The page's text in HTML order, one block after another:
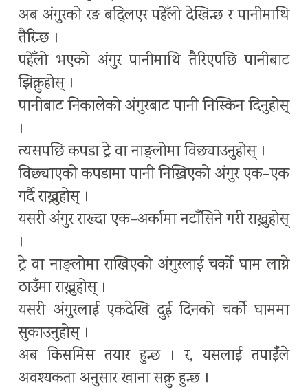
अब अंगुरको रङ बद्लिएर पहेँलो देखिन्छ र पानीमाथि
तैरिन्छ ।
पहेँलो भएको अंगुर पानीमाथि तैरिएपछि पानीबाट
झिक्नुहोस् ।
पानीबाट निकालेको अंगुरबाट पानी निस्किन दिनुहोस्
।
त्यसपछि कपडा ट्रे वा नाङ्लोमा विछ्याउनुहोस् ।
विछ्याएको कपडामा पानी निख्रिएको अंगुर एक–एक
गर्दै राख्नुहोस् ।
यसरी अंगुर राख्दा एक–अर्कामा नटाँसिने गरी राख्नुहोस्
।
ट्रे वा नाङ्लोमा राखिएको अंगुरलाई चर्को घाम लाग्ने
ठाउँमा राख्नुहोस् ।
यसरी अंगुरलाई एकदेखि दुई दिनको चर्को घाममा
सुकाउनुहोस् ।
अब किसमिस तयार हुन्छ । र, यसलाई तपाईँले
अवश्यकता अनुसार खाना सक्नु हुन्छ ।